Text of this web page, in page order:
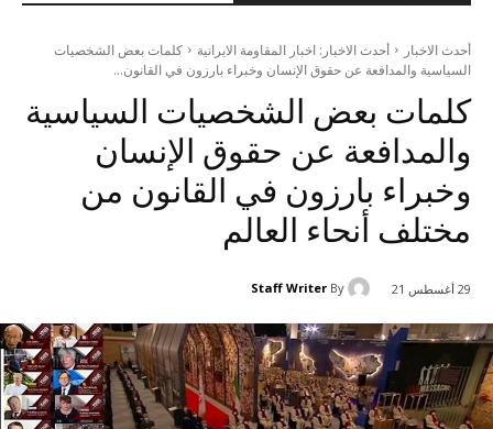
أحدث الاخبار أحدث الاخبار: اخبار المقاومة الايرانية
كلمات بعض الشخصيات
السياسية والمدافعة عن حقوق الإنسان وخبراء بارزون في القانون...
كلمات بعض الشخصيات السياسية
والمدافعة عن حقوق الإنسان
وخبراء بارزون في القانون من
مختلف أنحاء العالم
29 أغسطس 21 By
Staff Writer